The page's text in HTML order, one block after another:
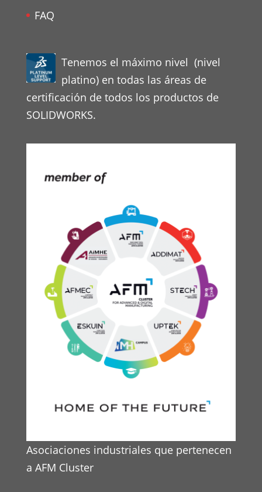
FAQ
Tenemos el máximo nivel (nivel
platino) en todas las áreas de
certificación de todos los productos de
SOLIDWORKS.
Asociaciones industriales que pertenecen
a AFM Cluster